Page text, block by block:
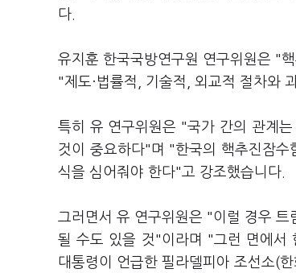
다.
유지훈 한국국방연구원 연구위원은 "
"제도·법률적, 기술적, 외교적 절차와
특히 유 연구위원은 "국가 간의 관계
것이 중요하다"며 "한국의 핵추진잠수
식을 심어줘야 한다"고 강조했습니다.
그러면서 유 연구위원은 "이럴 경우
될 수도 있을 것"이라며 "그런 면에서
대통령이 언급한 필라델피아 조선소(